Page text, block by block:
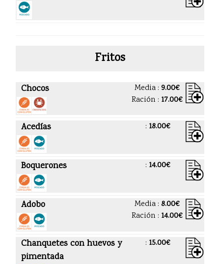
Fritos
Chocos Media : 9.00€
Ración : 17.00€
Acedías : 18.00€
Boquerones : 14.00€
Adobo Media : 8.00€
Ración : 14.00€
Chanquetes con huevos y
pimentada
: 15.00€